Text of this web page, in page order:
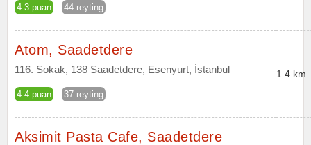
4.3 puan 44 reyting
Atom, Saadetdere
116. Sokak, 138 Saadetdere, Esenyurt, İstanbul
4.4 puan 37 reyting
1.4 km.
Aksimit Pasta Cafe, Saadetdere